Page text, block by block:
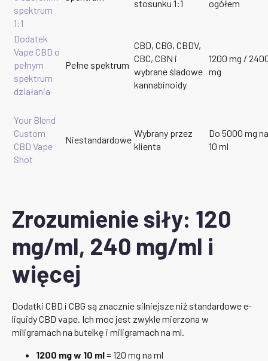
spektrum
1:1
stosunku 1:1 ogółem
Dodatek
Vape CBD o
pełnym
spektrum
działania
Pełne spektrum
CBD, CBG, CBDV,
CBC, CBN i
wybrane śladowe
kannabinoidy
1200 mg /
mg
Your Blend
Custom
CBD Vape
Shot
Niestandardowe
Wybrany przez
klienta
Do 5000 mg na
10 ml
Zrozumienie siły: 120
mg/ml, 240 mg/ml i
więcej
Dodatki CBD i CBG są znacznie silniejsze niż standardowe e-
liquidy CBD vape. Ich moc jest zwykle mierzona w
miligramach na butelkę i miligramach na ml.
1200 mg w 10 ml= 120 mg na ml